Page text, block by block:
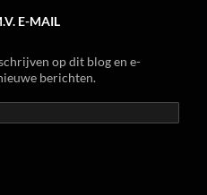
E-MAIL
op dit blog en e-
berichten.